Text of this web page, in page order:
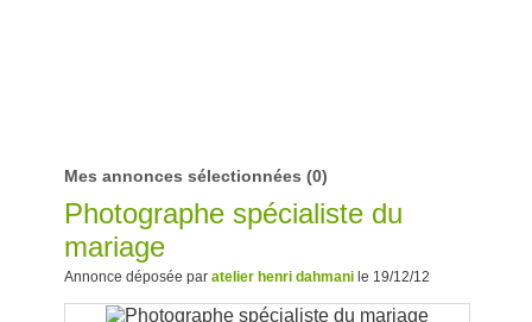
Mes annonces sélectionnées (0)
Photographe spécialiste du
mariage
Annonce déposée par atelier henri dahmani le 19/12/12